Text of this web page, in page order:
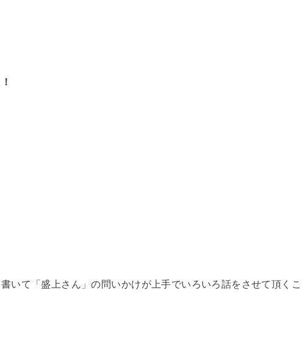
いて「盛上さん」の問いかけが上手でいろいろ話をさせて頂くこ